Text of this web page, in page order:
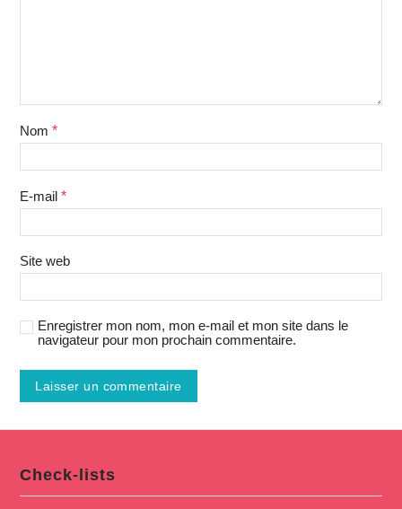
Nom *
E-mail *
Site web
Enregistrer mon nom, mon e-mail et mon site dans le
navigateur pour mon prochain commentaire.
Check-lists